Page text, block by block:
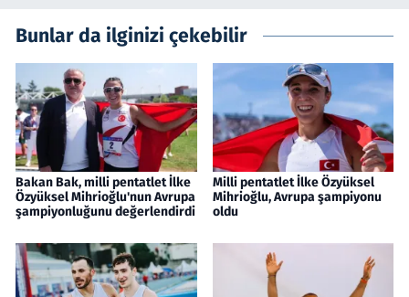
Bunlar da ilginizi çekebilir
Bakan Bak, milli pentatlet İlke
Özyüksel Mihrioğlu'nun Avrupa
şampiyonluğunu değerlendirdi
Milli pentatlet İlke Özyüksel
Mihrioğlu, Avrupa şampiyonu
oldu